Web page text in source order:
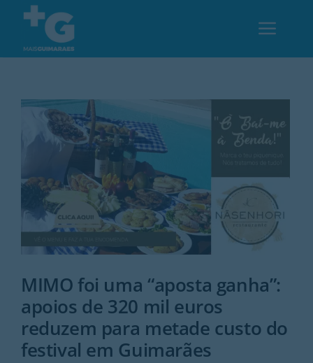
content
Desporto
Rubricas
MIMO foi uma “aposta ganha”:
apoios de 320 mil euros
reduzem para metade custo do
festival em Guimarães